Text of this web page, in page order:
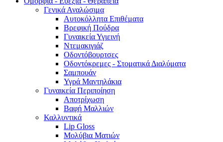
Γενικά Αναλώσιμα
Αυτοκόλλητα Επιθέματα
Βρεφική Πούδρα
Γυναικεία Υγιεινή
Ντεμακιγιάζ
Οδοντόβουρτσες
Οδοντόκρεμες - Στοματικά Διαλύματα
Σαμπουάν
Υγρά Μαντηλάκια
Γυναικεία Περιποίηση
Αποτρίχωση
Βαφή Μαλλιών
Καλλυντικά
Lip Gloss
Μολύβια Ματιών